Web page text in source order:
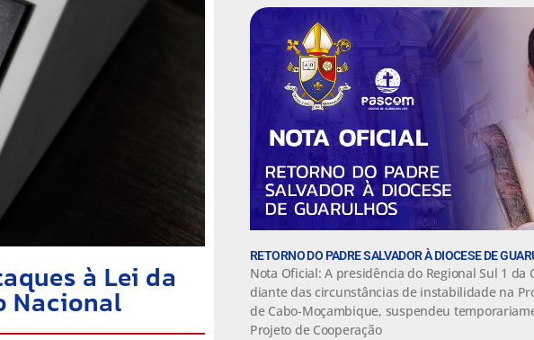
à Lei da
Nacional
RETORNO DO PADRE SALVADOR À DIOCESE DE
Nota Oficial: A presidência do Regional Sul 1 da
diante das circunstâncias de instabilidade na
de Cabo-Moçambique, suspendeu
Projeto de Cooperação